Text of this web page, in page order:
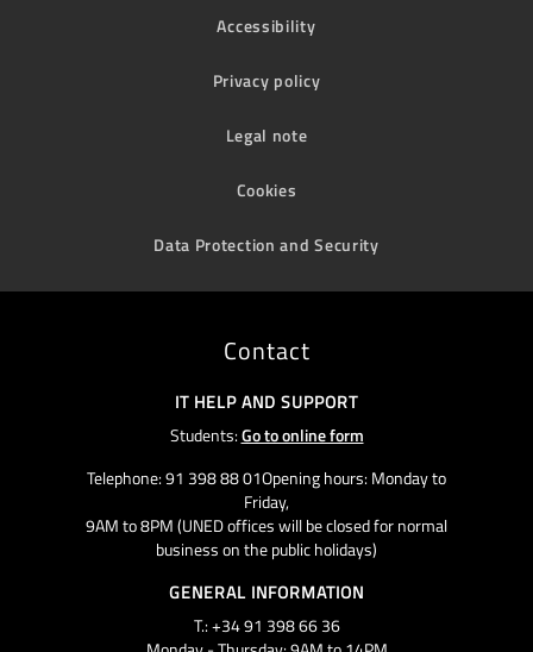
Accessibility
Privacy policy
Legal note
Cookies
Data Protection and Security
Contact
IT HELP AND SUPPORT
Students:Go to online form
Telephone: 91 398 88 01Opening hours: Monday to
Friday,
9AM to 8PM (UNED offices will be closed for normal
business on the public holidays)
GENERAL INFORMATION
T.: +34 91 398 66 36